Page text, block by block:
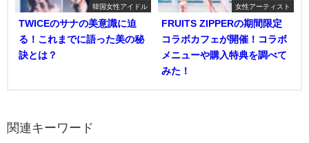
韓国女性アイドル
TWICEのサナの美意識に迫
る！これまでに語った美の秘
訣とは？
女性アーティスト
FRUITS ZIPPERの期間限定
コラボカフェが開催！コラボ
メニューや購入特典を調べて
みた！
関連キーワード